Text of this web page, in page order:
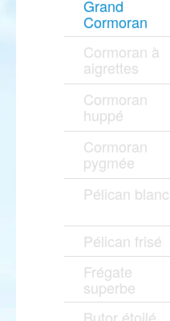
Grand
Cormoran
Cormoran à
aigrettes
Cormoran
huppé
Cormoran
pygmée
Pélican blanc
Pélican frisé
Frégate
superbe